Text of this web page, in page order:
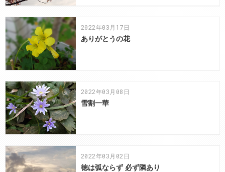
2022年03月17日
ありがとうの花
2022年03月08日
雪割一華
2022年03月02日
徳は弧ならず 必ず隣あり